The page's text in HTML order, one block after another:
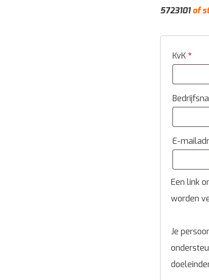
5723101of
KvK *
E-
Een link
worden
Je